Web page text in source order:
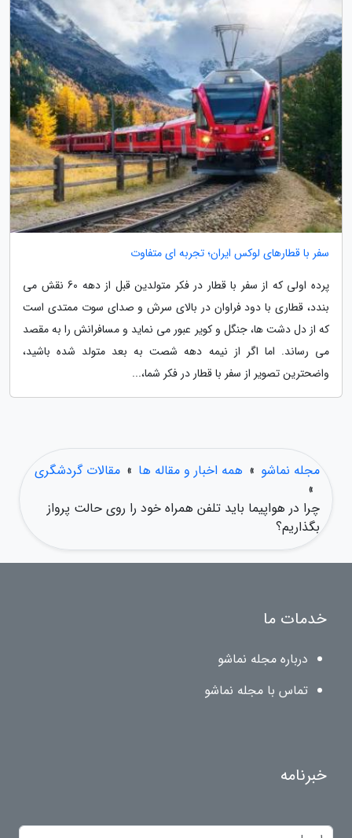
سفر با قطارهای لوکس ایران؛ تجربه ای متفاوت
پرده اولی که از سفر با قطار در فکر متولدین قبل از دهه 60 نقش می
بندد، قطاری با دود فراوان در بالای سرش و صدای سوت ممتدی است
که از دل دشت ها، جنگل و کویر عبور می نماید و مسافرانش را به مقصد
می رساند. اما اگر از نیمه دهه شصت به بعد متولد شده باشید،
واضحترین تصویر از سفر با قطار در فکر شما،...
مجله نماشو » همه اخبار و مقاله ها » مقالات گردشگری
»
چرا در هواپیما باید تلفن همراه خود را روی حالت پرواز
بگذاریم؟
خدمات ما
درباره مجله نماشو
تماس با مجله نماشو
خبرنامه